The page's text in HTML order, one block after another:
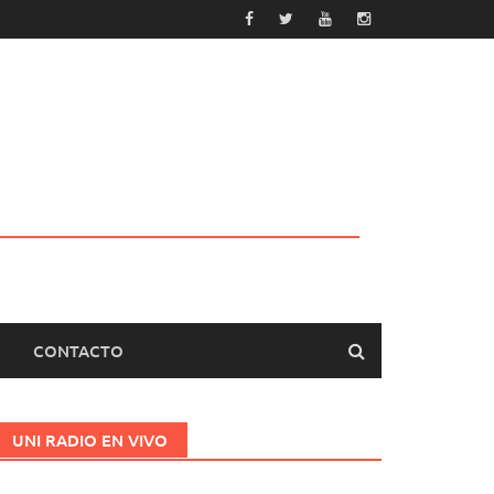
CONTACTO
UNI RADIO EN VIVO